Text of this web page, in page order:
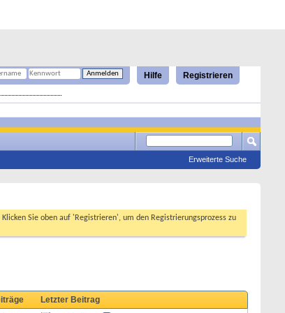
Registrieren
Hilfe
Erweiterte Suche
Sie oben auf 'Registrieren', um den Registrierungsprozess zu
Letzter Beitrag